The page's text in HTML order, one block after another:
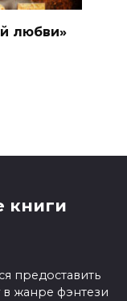
любви»
книги
предоставить
жанре фэнтези